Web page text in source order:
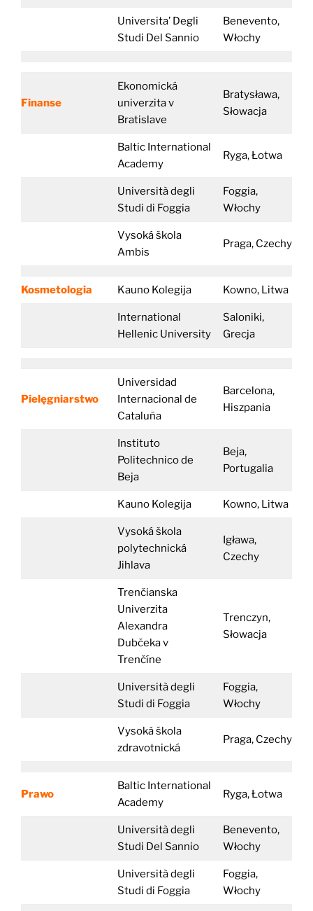
Universita’ Degli
Studi Del Sannio
Benevento,
Włochy
Finanse
Ekonomická
univerzita v
Bratislave
Bratysława,
Słowacja
Baltic International
Academy
Ryga, Łotwa
Università degli
Studi di Foggia
Foggia,
Włochy
Vysoká škola
Ambis
Praga, Czechy
Kosmetologia Kauno Kolegija Kowno, Litwa
International
Hellenic University
Saloniki,
Grecja
Pielęgniarstwo
Universidad
Internacional de
Cataluña
Barcelona,
Hiszpania
Instituto
Politechnico de
Beja
Beja,
Portugalia
Kauno Kolegija Kowno, Litwa
Vysoká škola
polytechnická
Jihlava
Igława,
Czechy
Trenčianska
Univerzita
Alexandra
Dubčeka v
Trenčíne
Trenczyn,
Słowacja
Università degli
Studi di Foggia
Foggia,
Włochy
Vysoká škola
zdravotnická
Praga, Czechy
Prawo
Baltic International
Academy
Ryga, Łotwa
Università degli
Studi Del Sannio
Benevento,
Włochy
Università degli
Studi di Foggia
Foggia,
Włochy